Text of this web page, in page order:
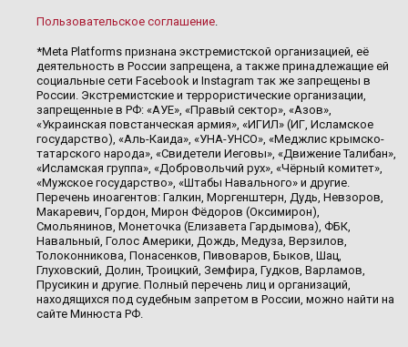
Пользовательское соглашение.
*Meta Platforms признана экстремистской организацией, её
деятельность в России запрещена, а также принадлежащие ей
социальные сети Facebook и Instagram так же запрещены в
России. Экстремистские и террористические организации,
запрещенные в РФ: «АУЕ», «Правый сектор», «Азов»,
«Украинская повстанческая армия», «ИГИЛ» (ИГ, Исламское
государство), «Аль-Каида», «УНА-УНСО», «Меджлис крымско-
татарского народа», «Свидетели Иеговы», «Движение Талибан»,
«Исламская группа», «Добровольчий рух», «Чёрный комитет»,
«Мужское государство», «Штабы Навального» и другие.
Перечень иноагентов: Галкин, Моргенштерн, Дудь, Невзоров,
Макаревич, Гордон, Мирон Фёдоров (Оксимирон),
Смольянинов, Монеточка (Елизавета Гардымова), ФБК,
Навальный, Голос Америки, Дождь, Медуза, Верзилов,
Толоконникова, Понасенков, Пивоваров, Быков, Шац,
Глуховский, Долин, Троицкий, Земфира, Гудков, Варламов,
Прусикин и другие. Полный перечень лиц и организаций,
находящихся под судебным запретом в России, можно найти на
сайте Минюста РФ.